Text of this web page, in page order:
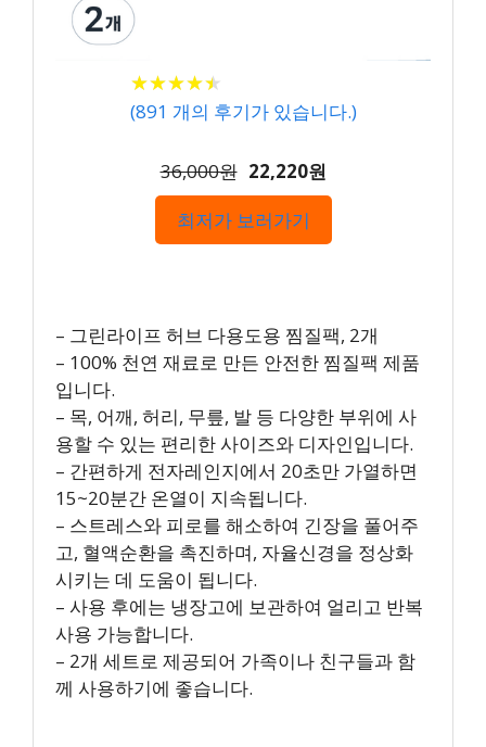
★★★★★
★★★★★
(891 개의 후기가 있습니다.)
36,000원 22,220원
최저가 보러가기
– 그린라이프 허브 다용도용 찜질팩, 2개
– 100% 천연 재료로 만든 안전한 찜질팩 제품
입니다.
– 목, 어깨, 허리, 무릎, 발 등 다양한 부위에 사
용할 수 있는 편리한 사이즈와 디자인입니다.
– 간편하게 전자레인지에서 20초만 가열하면
15~20분간 온열이 지속됩니다.
– 스트레스와 피로를 해소하여 긴장을 풀어주
고, 혈액순환을 촉진하며, 자율신경을 정상화
시키는 데 도움이 됩니다.
– 사용 후에는 냉장고에 보관하여 얼리고 반복
사용 가능합니다.
– 2개 세트로 제공되어 가족이나 친구들과 함
께 사용하기에 좋습니다.